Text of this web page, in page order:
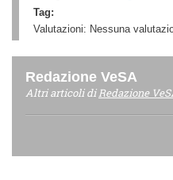
Tag:
Valutazioni: Nessuna
Redazione VeSA
Altri articoli diRedazione